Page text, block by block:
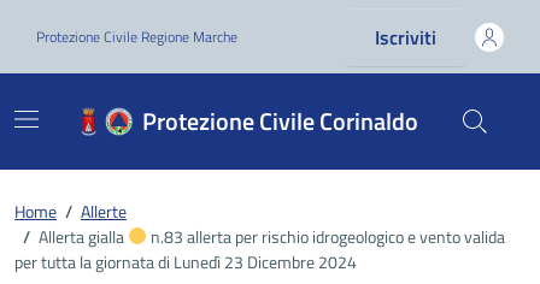
Protezione Civile Regione Marche Iscriviti
Protezione Civile Corinaldo
Home / Allerte
/ Allerta gialla
n.83 allerta per rischio idrogeologico e vento valida
per tutta la giornata di Lunedì 23 Dicembre 2024